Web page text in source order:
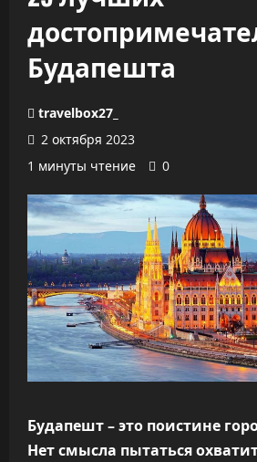
Будапешта
travelbox27_
2 октября 2023
1 минуты чтение
0
Будапешт – это поистине
Нет смысла пытаться